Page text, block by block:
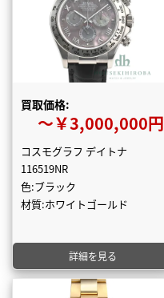
買取価格:
〜￥3,000,000円
コスモグラフ デイトナ
116519NR
色:ブラック
材質:ホワイトゴールド
詳細を見る